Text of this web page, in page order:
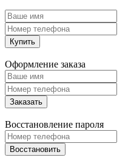
Купить
Оформление заказа
Заказать
Восстановление пароля
Восстановить